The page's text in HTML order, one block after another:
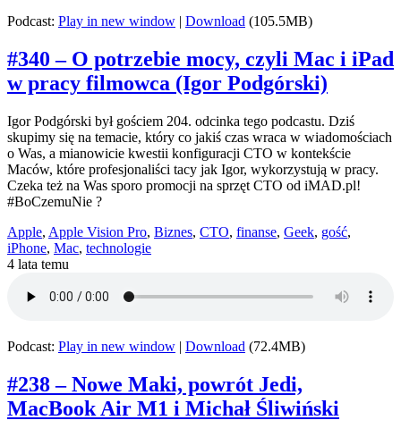
Podcast: Play in new window | Download (105.5MB)
#340 – O potrzebie mocy, czyli Mac i iPad
w pracy filmowca (Igor Podgórski)
Igor Podgórski był gościem 204. odcinka tego podcastu. Dziś
skupimy się na temacie, który co jakiś czas wraca w wiadomościach
o Was, a mianowicie kwestii konfiguracji CTO w kontekście
Maców, które profesjonaliści tacy jak Igor, wykorzystują w pracy.
Czeka też na Was sporo promocji na sprzęt CTO od iMAD.pl!
#BoCzemuNie ?
Apple, Apple Vision Pro, Biznes, CTO, finanse, Geek, gość,
iPhone, Mac, technologie
4 lata temu
Podcast: Play in new window | Download (72.4MB)
#238 – Nowe Maki, powrót Jedi,
MacBook Air M1 i Michał Śliwiński